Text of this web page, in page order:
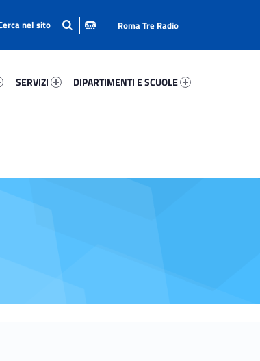
SERVIZI
DIPARTIMENTI E SCUOLE
Roma Tre Radio